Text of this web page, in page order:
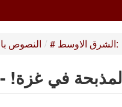
النصوص / # الشرق الاوسط:
في غزة! -